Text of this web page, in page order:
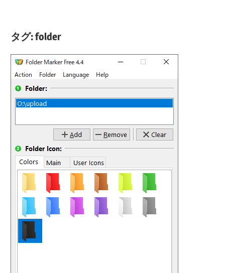
タグ:folder